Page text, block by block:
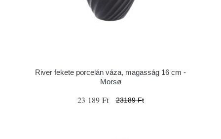
River fekete porcelán váza, magasság 16 cm -
Morsø
23 189 Ft 23189 Ft